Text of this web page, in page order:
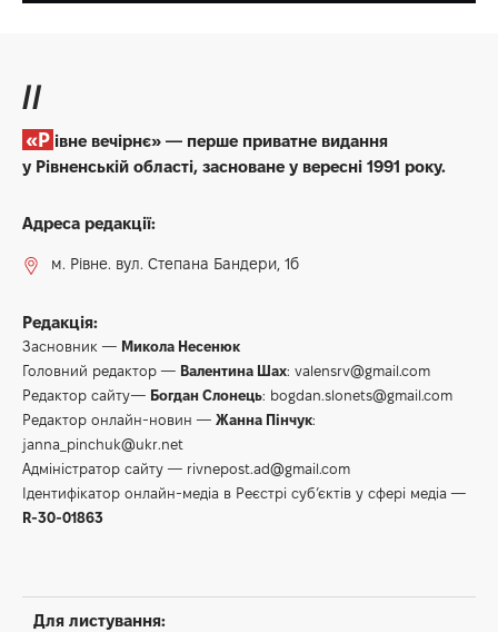
//
«Рівне вечірнє» — перше приватне видання
у Рівненській області, засноване у вересні 1991 року.
Адреса редакції:
м. Рівне. вул. Степана Бандери, 1б
Редакція:
Засновник — Микола Несенюк
Головний редактор — Валентина Шах: valensrv@gmail.com
Редактор сайту— Богдан Слонець: bogdan.slonets@gmail.com
Редактор онлайн-новин — Жанна Пінчук:
janna_pinchuk@ukr.net
Адміністратор сайту — rivnepost.ad@gmail.com
Ідентифікатор онлайн-медіа в Реєстрі суб’єктів у сфері медіа —
R-30-01863
Для листування: